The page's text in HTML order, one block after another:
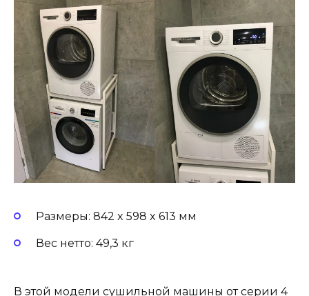
Размеры: 842 x 598 x 613 мм
Вес нетто: 49,3 кг
В этой модели сушильной машины от серии 4